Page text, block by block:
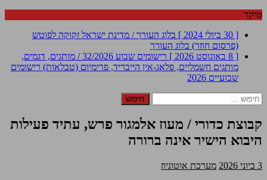
טיקר
[ 30 ביולי 2024 ]
בלוג העורך / מדינת ישראל זקוקה לפוטש
(פרסום חוזר) בלוג העורך
[ 8 באוגוסט 2026 ]
רישומים שבוע 32/2026 / מותגים, דגמים,
מותגים חשמליים, פלאג-אין הייבריד, פרימיום (טבלאות) רישומים
שבועיים 2026
חיפוש:
קבוצת כדורי / מעוז אלמגור פרש, עתיד פעילות
היבוא הישיר אינה ברורה
3 ביוני 2026
מערכת אוטוניוז